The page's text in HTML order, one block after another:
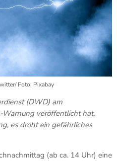
Foto: Pixabay
(DWD) am
veröffentlicht hat,
es droht ein gefährliches
(ab ca. 14 Uhr) eine